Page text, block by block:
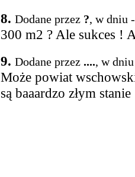
8. Dodane przez ?, w dniu
300 m2 ? Ale sukces !
9. Dodane przez ...., w
Może powiat
są baaardzo złym stanie